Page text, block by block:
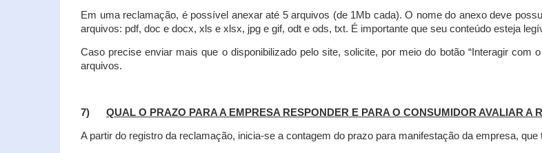
Em uma reclamação, é possível anexar até 5 arquivos (de 1Mb cada). O nome do anexo deve
arquivos: pdf, doc e docx, xls e xlsx, jpg e gif, odt e ods, txt. É importante que seu conteúdo esteja
Caso precise enviar mais que o disponibilizado pelo site, solicite, por meio do botão “Interagir com
arquivos.
7) QUAL O PRAZO PARA A EMPRESA RESPONDER E PARA O CONSUMIDOR AVALIAR A
A partir do registro da reclamação, inicia-se a contagem do prazo para manifestação da empresa, que